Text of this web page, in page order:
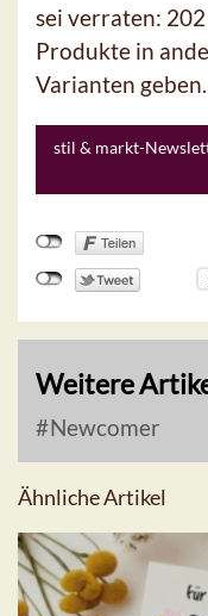
sei verraten:
Produkte in
Varianten geben.
stil & markt-
Weitere
Newcomer
Ähnliche Artikel